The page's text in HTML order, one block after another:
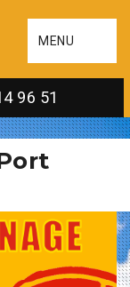
MENU
96 51